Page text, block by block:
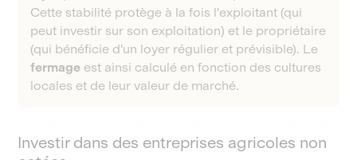
Cette stabilité protège à la fois l'exploitant (qui
peut investir sur son exploitation) et le propriétaire
(qui bénéficie d'un loyer régulier et prévisible). Le
fermage est ainsi calculé en fonction des cultures
locales et de leur valeur de marché.
Investir dans des entreprises agricoles non